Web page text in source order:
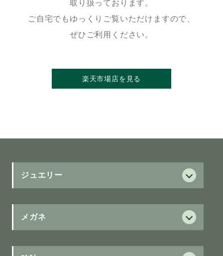
取り扱っております。
ご自宅でもゆっくりご覧いただけますので、
ぜひご利用ください。
楽天市場店を見る
ジュエリー
メガネ